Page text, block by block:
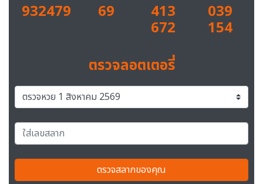
932479 69 413
672
039
154
ตรวจลอตเตอรี่
ตรวจสลากของคุณ